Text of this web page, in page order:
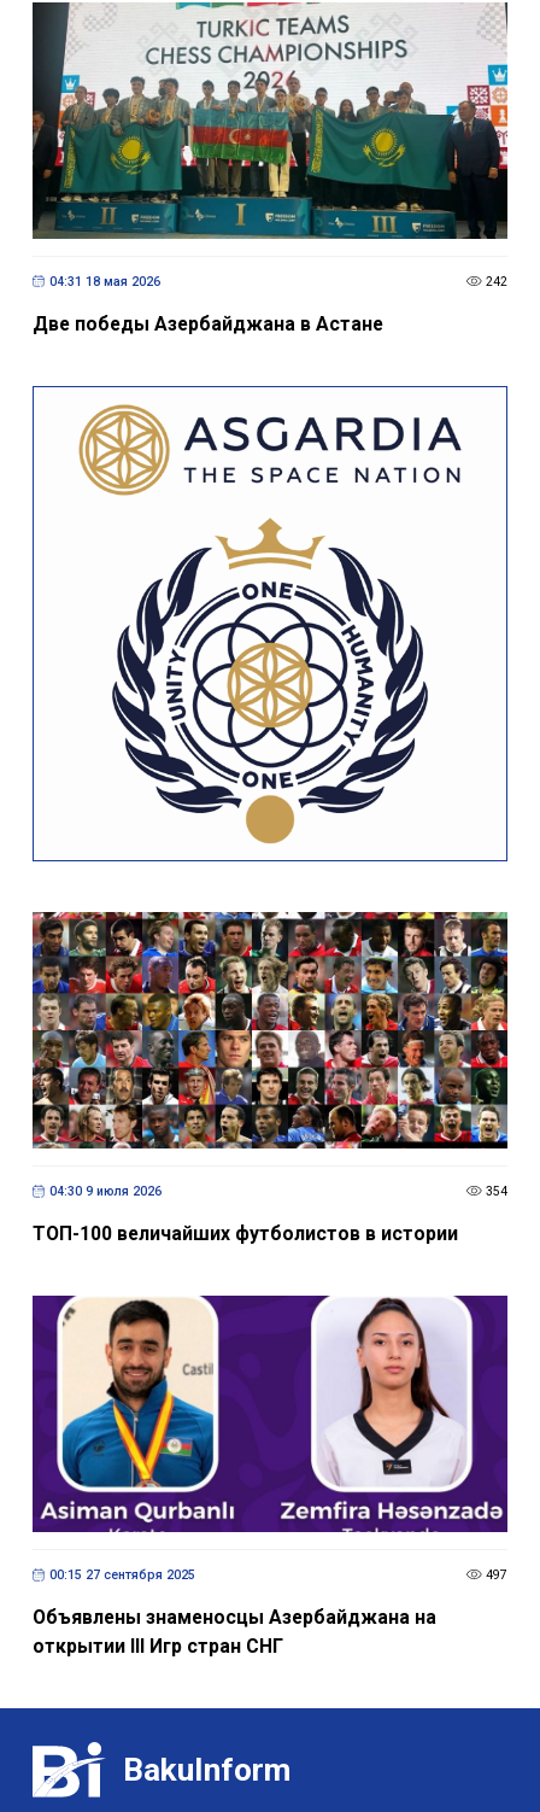
04:31 18 мая 2026 242
Две победы Азербайджана в Астане
04:30 9 июля 2026 354
ТОП-100 величайших футболистов в истории
00:15 27 сентября 2025 497
Объявлены знаменосцы Азербайджана на
открытии III Игр стран СНГ
BakuInform